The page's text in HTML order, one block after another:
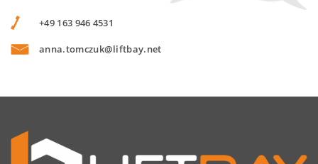
+49 163 946 4531
anna.tomczuk@liftbay.net